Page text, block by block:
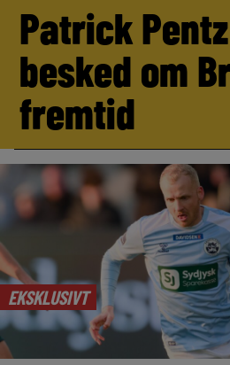
Patrick
besked om
fremtid
EKSKLUSIVT